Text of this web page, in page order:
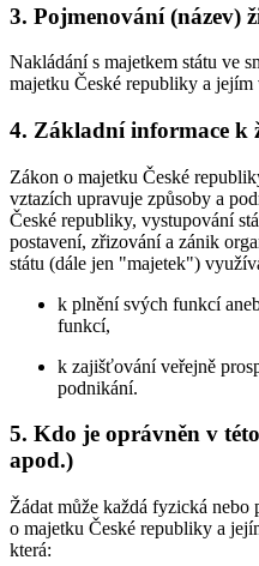
3. Pojmenování (název)
Nakládání s majetkem státu ve
majetku České republiky a
4. Základní informace k
Zákon o majetku České
vztazích upravuje způsoby a
České republiky, vystupování
postavení, zřizování a zánik
státu (dále jen "majetek")
k plnění svých funkcí
funkcí,
k zajišťování veřejně
podnikání.
5. Kdo je oprávněn v
apod.)
Žádat může každá fyzická nebo
o majetku České republiky a
která: